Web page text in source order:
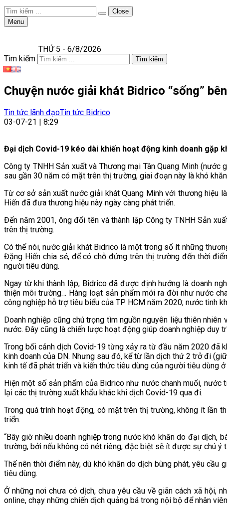
Close
Menu
THỨ 5 - 6/8/2026
Tìm kiếm
Tìm kiếm
Chuyện nước giải khát Bidrico “sống”
Tin tức lãnh đạoTin tức Bidrico
03-07-21 | 8:29
Đại dịch Covid-19 kéo dài khiến hoạt động kinh doanh gặp
Công ty TNHH Sản xuất và Thương mại Tân Quang Minh
sau gần 30 năm có mặt trên thị trường, giai đoạn này là khó
Từ cơ sở sản xuất nước giải khát Quang Minh với thương hiệu
Hiến đã đưa thương hiệu này ngày càng phát triển.
Đến năm 2001, ông đổi tên và thành lập Công ty TNHH Sản
trên thị trường.
Có thể nói, nước giải khát Bidrico là một trong số ít những
Đặng Hiến chia sẻ, để có chỗ đứng trên thị trường đến thời
người tiêu dùng.
Ngay từ khi thành lập, Bidrico đã được định hướng là doanh
thiện môi trường… Hàng loạt sản phẩm mới ra đời như nước
công nghiệp hỗ trợ tiêu biểu của TP HCM năm 2020; nước tinh
Doanh nghiệp cũng chú trọng tìm nguồn nguyên liệu thiên
nước. Đây cũng là chiến lược hoạt động giúp doanh nghiệp duy
Trong bối cảnh dịch Covid-19 từng xảy ra từ đầu năm 2020 đã
kinh doanh của DN. Nhưng sau đó, kể từ lần dịch thứ 2 trở đi
kinh tế đã phát triển và kiến thức tiêu dùng của người tiêu dùng
Hiện một số sản phẩm của Bidrico như nước chanh muối,
lại các thị trường xuất khẩu khác khi dịch Covid-19 qua đi.
Trong quá trình hoạt động, có mặt trên thị trường, không ít lần
triển.
“Bây giờ nhiều doanh nghiệp trong nước khó khăn do đại dịch,
trường, bởi nếu không có nét riêng, đặc biệt sẽ ít được sự chú ý
Thế nên thời điểm này, dù khó khăn do dịch bùng phát, yêu
tiêu dùng.
Ở những nơi chưa có dịch, chưa yêu cầu về giãn cách xã hội,
online, chạy những chiến dịch quảng bá trong nội bộ để nhân